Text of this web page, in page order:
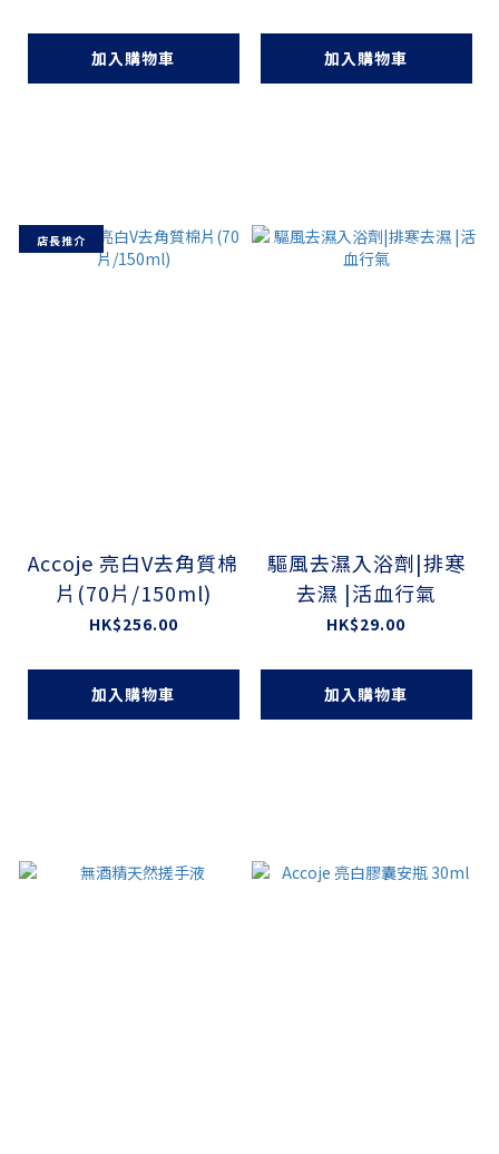
加入購物車 加入購物車
店長推介
Accoje 亮白V去角質棉
片(70片/150ml)
HK$256.00
加入購物車
驅風去濕入浴劑|排寒
去濕 |活血行氣
HK$29.00
加入購物車